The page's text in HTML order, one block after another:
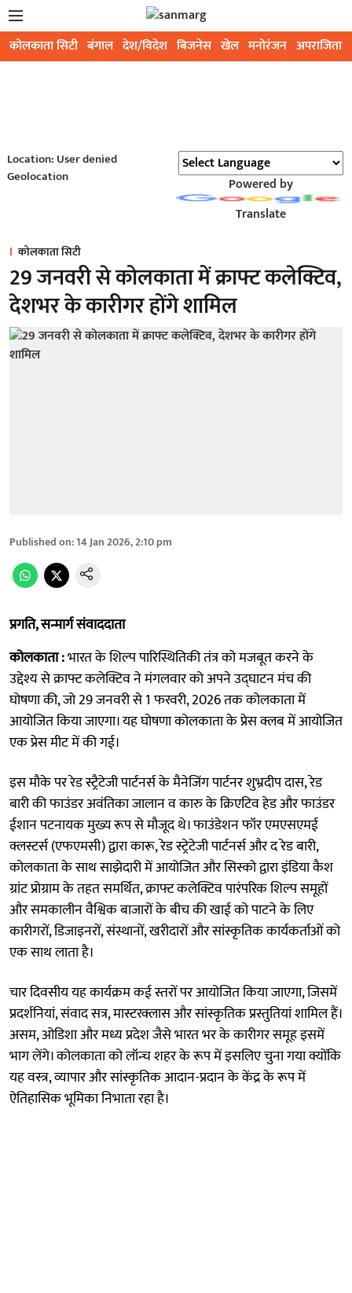
कोलकाता सिटी बंगाल देश/विदेश बिजनेस खेल मनोरंजन अपराजिता
Location: User denied
Geolocation
Powered by
Translate
कोलकाता सिटी
29 जनवरी से कोलकाता में क्राफ्ट कलेक्टिव,
देशभर के कारीगर होंगे शामिल
Published on:14 Jan 2026, 2:10 pm
प्रगति, सन्मार्ग संवाददाता
कोलकाता :भारत के शिल्प पारिस्थितिकी तंत्र को मजबूत करने के
उद्देश्य से क्राफ्ट कलेक्टिव ने मंगलवार को अपने उद्घाटन मंच की
घोषणा की, जो 29 जनवरी से 1 फरवरी, 2026 तक कोलकाता में
आयोजित किया जाएगा। यह घोषणा कोलकाता के प्रेस क्लब में आयोजित
एक प्रेस मीट में की गई।
इस मौके पर रेड स्ट्रैटेजी पार्टनर्स के मैनेजिंग पार्टनर शुभ्रदीप दास, रेड
बारी की फाउंडर अवंतिका जालान व कारु के क्रिएटिव हेड और फाउंडर
ईशान पटनायक मुख्य रूप से मौजूद थे। फाउंडेशन फॉर एमएसएमई
क्लस्टर्स (एफएमसी) द्वारा कारू, रेड स्ट्रेटेजी पार्टनर्स और द रेड बारी,
कोलकाता के साथ साझेदारी में आयोजित और सिस्को द्वारा इंडिया कैश
ग्रांट प्रोग्राम के तहत समर्थित, क्राफ्ट कलेक्टिव पारंपरिक शिल्प समूहों
और समकालीन वैश्विक बाजारों के बीच की खाई को पाटने के लिए
कारीगरों, डिजाइनरों, संस्थानों, खरीदारों और सांस्कृतिक कार्यकर्ताओं को
एक साथ लाता है।
चार दिवसीय यह कार्यक्रम कई स्तरों पर आयोजित किया जाएगा, जिसमें
प्रदर्शनियां, संवाद सत्र, मास्टरक्लास और सांस्कृतिक प्रस्तुतियां शामिल हैं।
असम, ओडिशा और मध्य प्रदेश जैसे भारत भर के कारीगर समूह इसमें
भाग लेंगे। कोलकाता को लॉन्च शहर के रूप में इसलिए चुना गया क्योंकि
यह वस्त्र, व्यापार और सांस्कृतिक आदान-प्रदान के केंद्र के रूप में
ऐतिहासिक भूमिका निभाता रहा है।